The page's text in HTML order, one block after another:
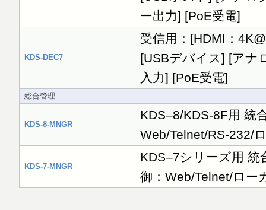
ー出力] [PoE受電]
KDS-DEC7
受信用：[HDMI：
[USBデバイス] [アナ
入力] [PoE受電]
総合管理
KDS-8-MNGR
KDS–8/KDS-8F用 統
Web/Telnet/RS-232/
KDS-7-MNGR
KDS–7シリーズ用
御：Web/Telnet/ロー